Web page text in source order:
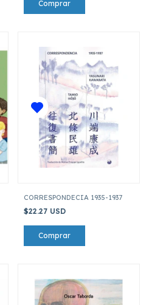
CORRESPONDECIA 1935-1937
$22.27 USD